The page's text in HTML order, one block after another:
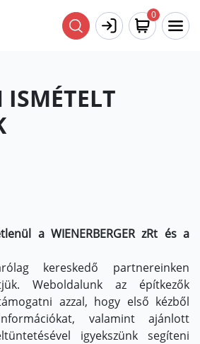
0
a WIENERBERGER zRt és a
kereskedő partnereinken
Weboldalunk az építkezők
azzal, hogy első kézből
valamint ajánlott
igyekszünk segíteni